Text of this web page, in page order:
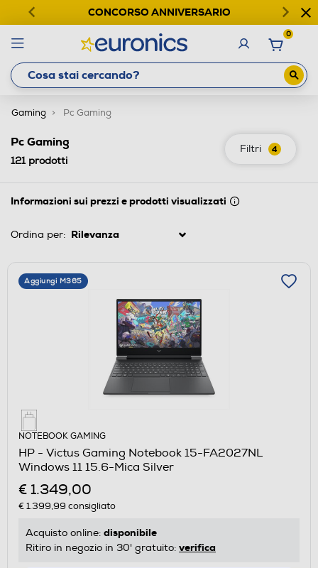
CONCORSO ANNIVERSARIO
0
Gaming Pc Gaming
Filtri 4
Pc Gaming
121prodotti
Informazioni sui prezzi e prodotti visualizzati
Ordina per:
Aggiungi M365
NOTEBOOK GAMING
HP - Victus Gaming Notebook 15-FA2027NL
Windows 11 15.6-Mica Silver
€ 1.349,00
€ 1.399,99 consigliato
Acquisto online: disponibile
Ritiro in negozio in 30' gratuito: verifica